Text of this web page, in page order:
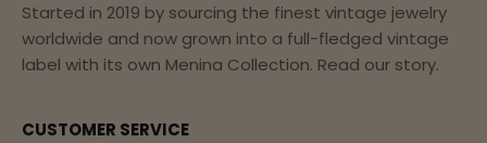
Started in 2019 by sourcing the finest vintage jewelry
worldwide and now grown into a full-fledged vintage
label with its own Menina Collection. Read our story.
CUSTOMER SERVICE